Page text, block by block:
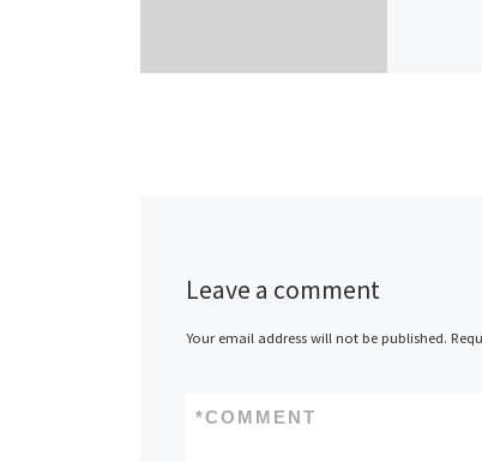
Leave a comment
Your email address will not be published.
COMMENT
*